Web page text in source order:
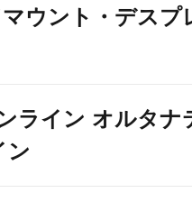
ウント・デスプ
ライン オルタナ
ン